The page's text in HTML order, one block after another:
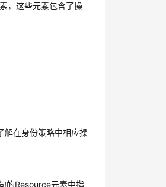
，这些元素包含了操
解在身份策略中相应操
的Resource元素中指